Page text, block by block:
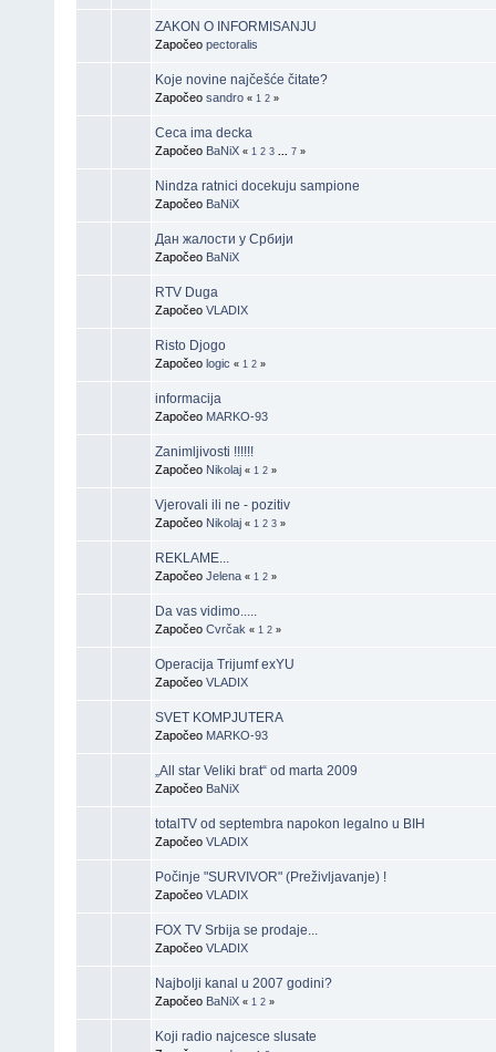
ZAKON O INFORMISANJU
Započeo pectoralis
Koje novine najčešće čitate?
Započeo sandro « 1 2 »
Ceca ima decka
Započeo BaNiX « 1 2 3 7 »
Nindza ratnici docekuju sampione
Započeo BaNiX
Дан жалости у Србији
Započeo BaNiX
RTV Duga
Započeo VLADIX
Risto Djogo
Započeo logic « 1 2 »
informacija
Započeo MARKO-93
Zanimljivosti !!!!!!
Započeo Nikolaj « 1 2 »
Vjerovali ili ne - pozitiv
Započeo Nikolaj « 1 2 3 »
REKLAME...
Započeo Jelena « 1 2 »
Da vas vidimo.....
Započeo Cvrčak « 1 2 »
Operacija Trijumf exYU
Započeo VLADIX
SVET KOMPJUTERA
Započeo MARKO-93
„All star Veliki brat“ od marta 2009
Započeo BaNiX
totalTV od septembra napokon legalno u BIH
Započeo VLADIX
Počinje "SURVIVOR" (Preživljavanje) !
Započeo VLADIX
FOX TV Srbija se prodaje...
Započeo VLADIX
Najbolji kanal u 2007 godini?
Započeo BaNiX « 1 2 »
Koji radio najcesce slusate